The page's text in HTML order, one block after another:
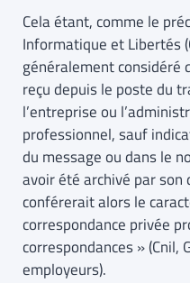
Cela étant, comme le
Informatique et Libertés
généralement considéré
reçu depuis le poste du
l’entreprise ou
professionnel, sauf
du message ou dans le
avoir été archivé par
conférerait alors le
correspondance privée
correspondances » (Cnil,
employeurs).